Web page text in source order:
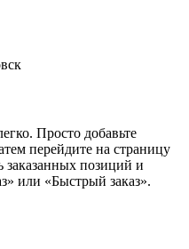
Просто добавьте
перейдите на страницу
заказанных позиций и
или «Быстрый заказ».